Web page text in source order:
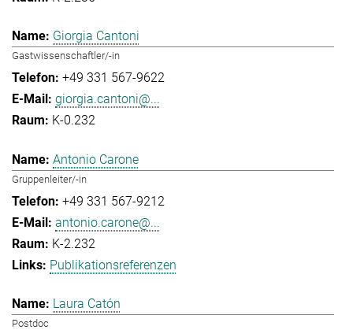
Giorgia Cantoni
Gastwissenschaftler/-in
+49 331 567-9622
giorgia.cantoni@...
K-0.232
Antonio Carone
Gruppenleiter/-in
+49 331 567-9212
antonio.carone@...
K-2.232
Publikationsreferenzen
Laura Catón
Postdoc